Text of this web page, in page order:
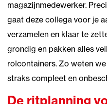
magazijnmedewerker.
gaat deze collega voor je
verzamelen en klaar te
grondig en pakken alles
rolcontainers. Zo weten
straks compleet en
De ritplanning